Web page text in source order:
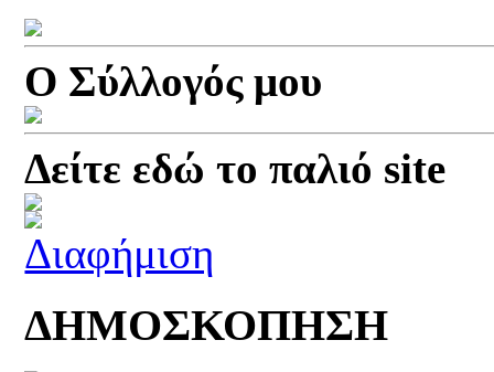
Ο Σύλλογός μου
Δείτε εδώ το παλιό site
ΔΗΜΟΣΚΟΠΗΣΗ